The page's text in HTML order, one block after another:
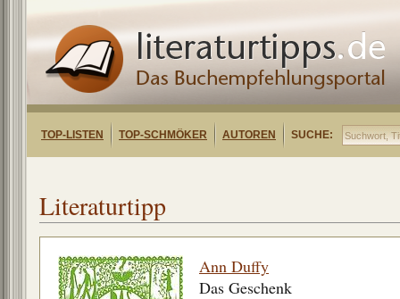
TOP-LISTEN TOP-SCHMÖKER AUTOREN SUCHE:
Literaturtipp
Ann Duffy
Das Geschenk